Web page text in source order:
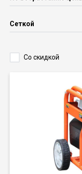
Сеткой
Со скидкой